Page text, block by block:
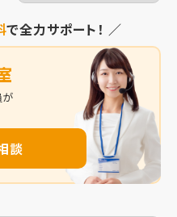
で全力サポート！ ／
が
談